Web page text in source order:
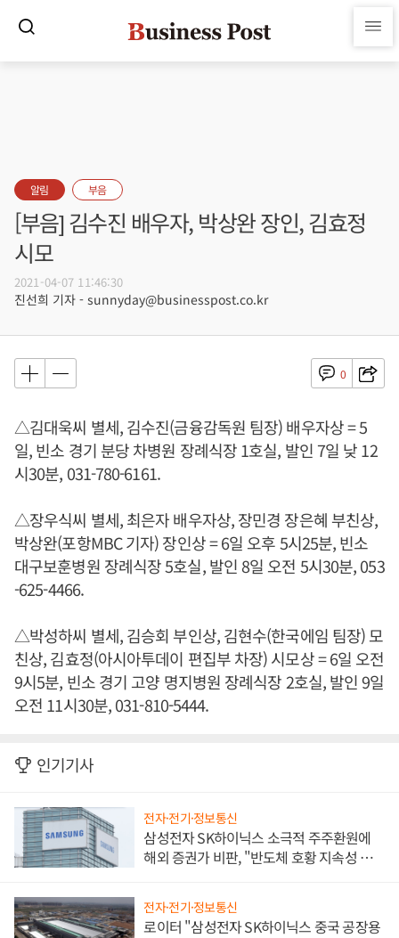
알림 부음
[부음] 김수진 배우자, 박상완 장인, 김효정
시모
2021-04-07 11:46:30
진선희 기자 - sunnyday@businesspost.co.kr
0
△김대욱씨 별세, 김수진(금융감독원 팀장) 배우자상 = 5
일, 빈소 경기 분당 차병원 장례식장 1호실, 발인 7일 낮 12
시30분, 031-780-6161.
△장우식씨 별세, 최은자 배우자상, 장민경 장은혜 부친상,
박상완(포항MBC 기자) 장인상 = 6일 오후 5시25분, 빈소
대구보훈병원 장례식장 5호실, 발인 8일 오전 5시30분, 053
-625-4466.
△박성하씨 별세, 김승회 부인상, 김현수(한국에임 팀장) 모
친상, 김효정(아시아투데이 편집부 차장) 시모상 = 6일 오전
9시5분, 빈소 경기 고양 명지병원 장례식장 2호실, 발인 9일
오전 11시30분, 031-810-5444.
인기기사
전자·전기·정보통신
삼성전자 SK하이닉스 소극적 주주환원에
해외 증권가 비판, "반도체 호황 지속성 의
전자·전기·정보통신
로이터 "삼성전자 SK하이닉스 중국 공장용